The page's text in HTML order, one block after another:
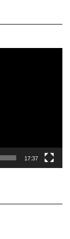
17:37